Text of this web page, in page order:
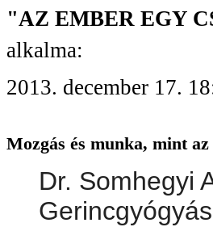
"AZ EMBER EGY
alkalma:
2013. december 17.
Mozgás és munka, mint
Dr. Somhegyi